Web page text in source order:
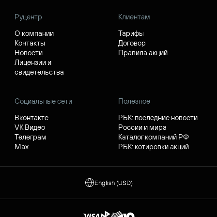
Руцентр
О компании
Контакты
Новости
Лицензии и
свидетельства
Клиентам
Тарифы
Договор
Правила акций
Социальные сети
Вконтакте
VK Видео
Телеграм
Max
Полезное
РБК: последние новости
России и мира
Каталог компаний РФ
РБК: котировки акций
English (USD)